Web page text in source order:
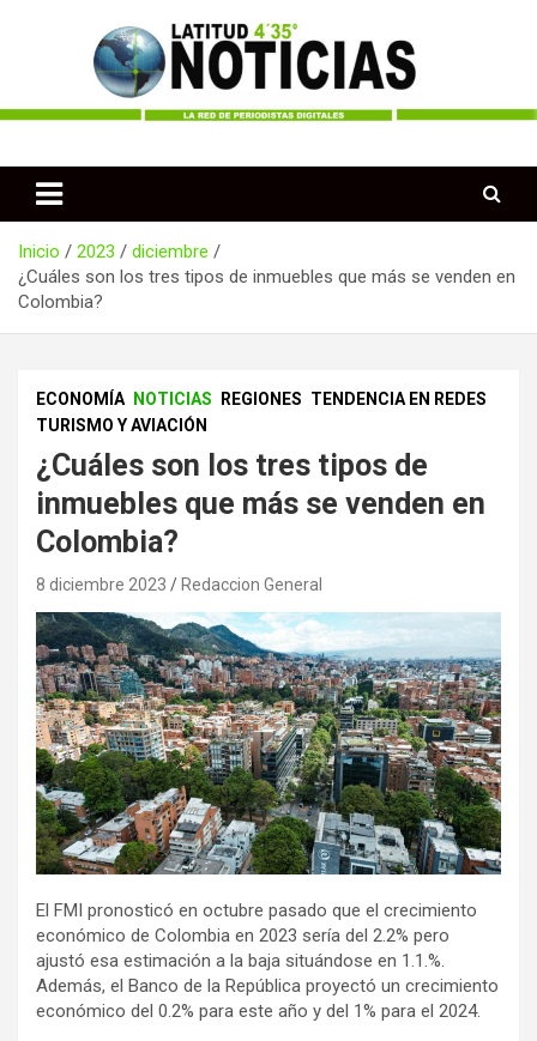
Latitud 435 Noticias
Inicio 2023
diciembre
¿Cuáles son los tres tipos de inmuebles que más se venden en
Colombia?
ECONOMÍA NOTICIAS REGIONES TENDENCIA EN REDES
TURISMO Y AVIACIÓN
¿Cuáles son los tres tipos de
inmuebles que más se venden en
Colombia?
8 diciembre 2023 Redaccion General
El FMI pronosticó en octubre pasado que el crecimiento
económico de Colombia en 2023 sería del 2.2% pero
ajustó esa estimación a la baja situándose en 1.1.%.
Además, el Banco de la República proyectó un crecimiento
económico del 0.2% para este año y del 1% para el 2024.